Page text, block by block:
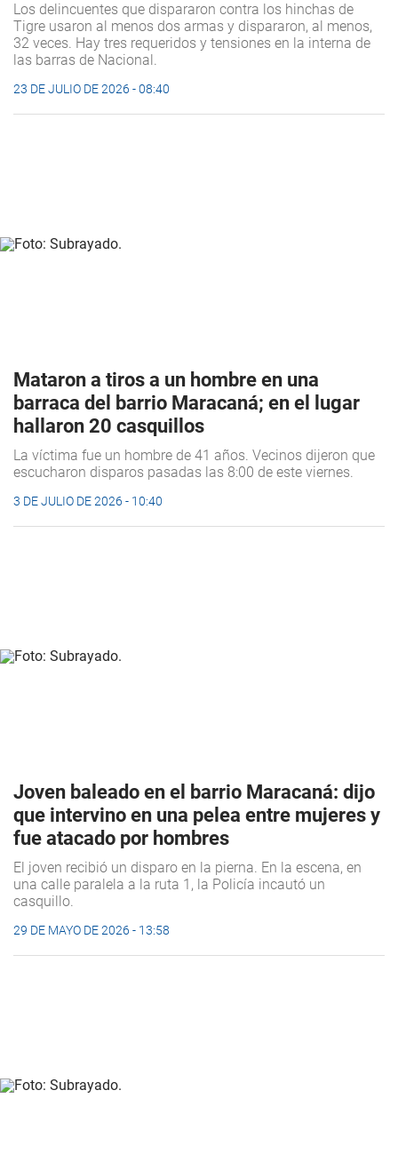
Los delincuentes que dispararon contra los hinchas de
Tigre usaron al menos dos armas y dispararon, al menos,
32 veces. Hay tres requeridos y tensiones en la interna de
las barras de Nacional.
23 DE JULIO DE 2026 - 08:40
Mataron a tiros a un hombre en una
barraca del barrio Maracaná; en el lugar
hallaron 20 casquillos
La víctima fue un hombre de 41 años. Vecinos dijeron que
escucharon disparos pasadas las 8:00 de este viernes.
3 DE JULIO DE 2026 - 10:40
Joven baleado en el barrio Maracaná: dijo
que intervino en una pelea entre mujeres y
fue atacado por hombres
El joven recibió un disparo en la pierna. En la escena, en
una calle paralela a la ruta 1, la Policía incautó un
casquillo.
29 DE MAYO DE 2026 - 13:58